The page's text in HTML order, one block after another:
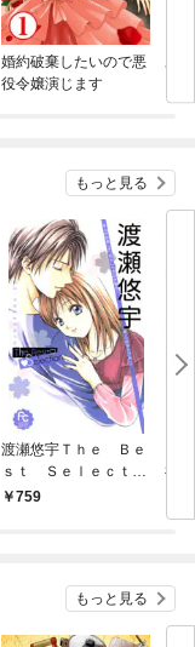
婚約破棄したいので悪
役令嬢演じます
もっと見る
渡瀬悠宇Ｔｈｅ Ｂｅ
ｓｔ Ｓｅｌｅｃｔｉ
ｏｎ（１）
759
神
もっと見る